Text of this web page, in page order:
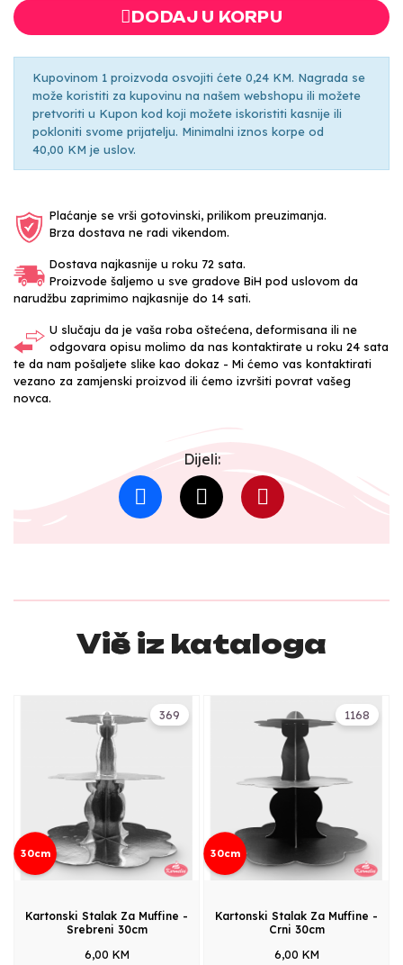
DODAJ U KORPU
Kupovinom 1 proizvoda osvojiti ćete 0,24 KM. Nagrada se
može koristiti za kupovinu na našem webshopu ili možete
pretvoriti u Kupon kod koji možete iskoristiti kasnije ili
pokloniti svome prijatelju. Minimalni iznos korpe od
40,00 KM je uslov.
Plaćanje se vrši gotovinski, prilikom preuzimanja.
Brza dostava ne radi vikendom.
Dostava najkasnije u roku 72 sata.
Proizvode šaljemo u sve gradove BiH pod uslovom da
narudžbu zaprimimo najkasnije do 14 sati.
U slučaju da je vaša roba oštećena, deformisana ili ne
odgovara opisu molimo da nas kontaktirate u roku 24 sata
te da nam pošaljete slike kao dokaz - Mi ćemo vas kontaktirati
vezano za zamjenski proizvod ili ćemo izvršiti povrat vašeg
novca.
Dijeli:
Više iz kataloga
369
30cm
Kartonski Stalak Za Muffine -
Srebreni 30cm
6,00 KM
1168
30cm
Kartonski Stalak Za Muffine -
Crni 30cm
6,00 KM